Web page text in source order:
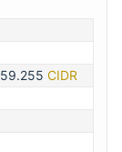
CIDR